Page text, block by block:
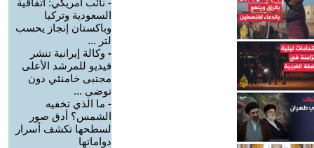
- نائب أمريكي: اتفاقية
السعودية وتركيا
وباكستان إنجاز يحسب
لتر ...
- وكالة إيرانية تنشر
فيديو للمرشد الأعلى
مجتبى خامنئي دون
توضي ...
- ما الذي تخفيه
الشمس؟ أدق صور
لسطحها تكشف أسرار
دواماتها